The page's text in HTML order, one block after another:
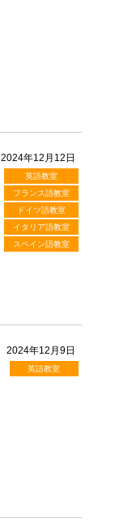
2024年12月12日
英語教室
フランス語教室
ドイツ語教室
イタリア語教室
スペイン語教室
2024年12月9日
英語教室